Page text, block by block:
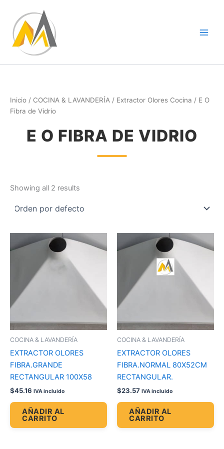
contenido
Inicio / COCINA & LAVANDERÍA / Extractor Olores Cocina / E O
Fibra de Vidrio
E O FIBRA DE VIDRIO
Showing all 2 results
COCINA & LAVANDERÍA
EXTRACTOR OLORES
FIBRA.GRANDE
RECTANGULAR 100X58
$45.16 IVA incluido
AÑADIR AL
CARRITO
COCINA & LAVANDERÍA
EXTRACTOR OLORES
FIBRA.NORMAL 80X52CM
RECTANGULAR.
$23.57 IVA incluido
AÑADIR AL
CARRITO